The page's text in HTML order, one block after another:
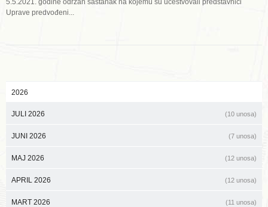
Uprave predvođeni...
2026
JULI 2026 (10 unosa)
JUNI 2026 (7 unosa)
MAJ 2026 (12 unosa)
APRIL 2026 (12 unosa)
MART 2026 (11 unosa)